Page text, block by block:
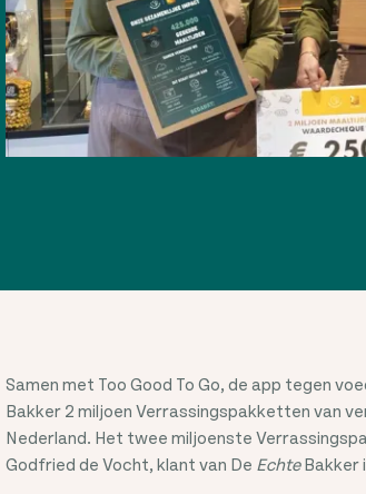
Samen met Too Good To Go, de app tegen
Bakker 2 miljoen Verrassingspakketten van
Nederland. Het twee miljoenste
Godfried de Vocht, klant van De EchteBakker